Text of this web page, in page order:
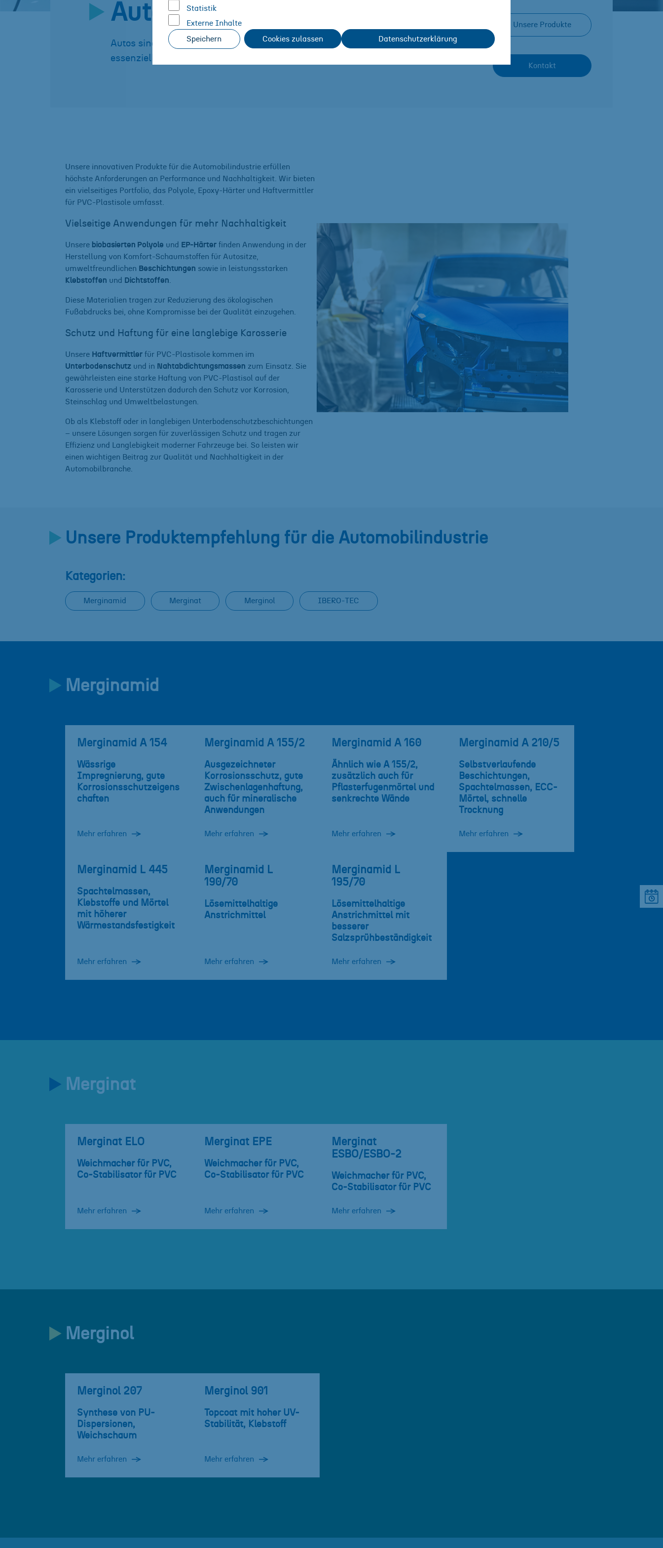
Statistik
Externe Inhalte
Speichern
Cookies zulassen Datenschutzerklärung
Automobilindustrie
Autos sind von unseren Straßen nicht mehr wegzudenken. Sie sind ein
essenzieller Teil für unsere Mobilität.
Unsere Produkte
Kontakt
Unsere innovativen Produkte für die Automobilindustrie erfüllen
höchste Anforderungen an Performance und Nachhaltigkeit. Wir bieten
ein vielseitiges Portfolio, das Polyole, Epoxy-Härter und Haftvermittler
für PVC-Plastisole umfasst.
Vielseitige Anwendungen für mehr Nachhaltigkeit
Unsere biobasierten Polyole und EP-Härter finden Anwendung in der
Herstellung von Komfort-Schaumstoffen für Autositze,
umweltfreundlichen Beschichtungen sowie in leistungsstarken
Klebstoffen und Dichtstoffen
Diese Materialien tragen zur Reduzierung des ökologischen
Fußabdrucks bei, ohne Kompromisse bei der Qualität einzugehen.
Schutz und Haftung für eine langlebige Karosserie
Unsere Haftvermittler für PVC-Plastisole kommen im
Unterbodenschutz und in Nahtabdichtungsmassen zum Einsatz. Sie
gewährleisten eine starke Haftung von PVC-Plastisol auf der
Karosserie und Unterstützen dadurch den Schutz vor Korrosion,
Steinschlag und Umweltbelastungen.
Ob als Klebstoff oder in langlebigen Unterbodenschutzbeschichtungen
– unsere Lösungen sorgen für zuverlässigen Schutz und tragen zur
Effizienz und Langlebigkeit moderner Fahrzeuge bei. So leisten wir
einen wichtigen Beitrag zur Qualität und Nachhaltigkeit in der
Automobilbranche.
Unsere Produktempfehlung für die Automobilindustrie
Kategorien:
Merginamid Merginat Merginol IBERO-TEC
Merginamid
Merginamid A 154
Wässrige
Impregnierung, gute
Korrosionsschutzeigens
chaften
Mehr erfahren
Merginamid A 155/2
Ausgezeichneter
Korrosionsschutz, gute
Zwischenlagenhaftung,
auch für mineralische
Anwendungen
Mehr erfahren
Merginamid A 160
Ähnlich wie A 155/2,
zusätzlich auch für
Pflasterfugenmörtel und
senkrechte Wände
Mehr erfahren
Merginamid A 210/5
Selbstverlaufende
Beschichtungen,
Spachtelmassen, ECC-
Mörtel, schnelle
Trocknung
Mehr erfahren
Merginamid L 445
Spachtelmassen,
Klebstoffe und Mörtel
mit höherer
Wärmestandsfestigkeit
Mehr erfahren
Merginamid L
190/70
Lösemittelhaltige
Anstrichmittel
Mehr erfahren
Merginamid L
195/70
Lösemittelhaltige
Anstrichmittel mit
besserer
Salzsprühbeständigkeit
Mehr erfahren
Merginat
Merginat ELO
Weichmacher für PVC,
Co-Stabilisator für PVC
Mehr erfahren
Merginat EPE
Weichmacher für PVC,
Co-Stabilisator für PVC
Mehr erfahren
Merginat
ESBO/ESBO-2
Weichmacher für PVC,
Co-Stabilisator für PVC
Mehr erfahren
Merginol
Merginol 207
Synthese von PU-
Dispersionen,
Weichschaum
Mehr erfahren
Merginol 901
Topcoat mit hoher UV-
Stabilität, Klebstoff
Mehr erfahren